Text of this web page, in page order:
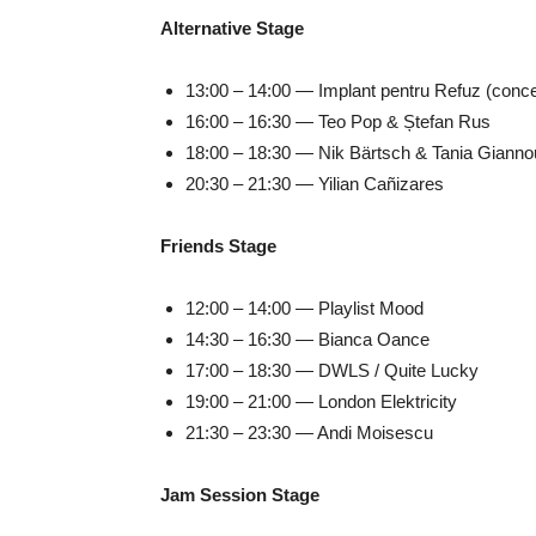
Alternative Stage
13:00 – 14:00 — Implant pentru Refuz
16:00 – 16:30 — Teo Pop & Ștefan Rus
18:00 – 18:30 — Nik Bärtsch & Tania
20:30 – 21:30 — Yilian Cañizares
Friends Stage
12:00 – 14:00 — Playlist Mood
14:30 – 16:30 — Bianca Oance
17:00 – 18:30 — DWLS / Quite Lucky
19:00 – 21:00 — London Elektricity
21:30 – 23:30 — Andi Moisescu
Jam Session Stage